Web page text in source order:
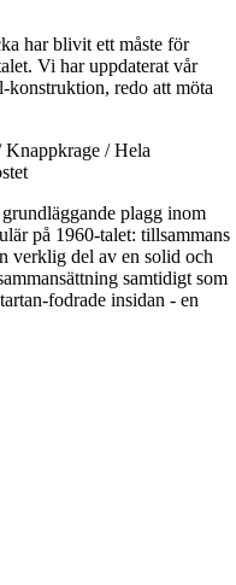
har blivit ett måste för
Vi har uppdaterat vår
konstruktion, redo att möta
/ Hela
plagg inom
på 1960-talet: tillsammans
verklig del av en solid och
samtidigt som
fodrade insidan - en